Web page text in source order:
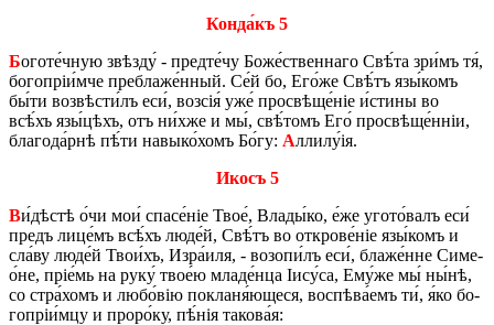
Кон­да́къ 5
Бого­те́ч­ную звѣз­ду́ - пред­те́­чу Бо­же́­ствен­на­го Свѣ́­та зри́мъ тя́,
бо­го­пріи́м­че пре­бла­же́н­ный. Се́й бо, Его́­же Свѣ́тъ язы́­комъ
бы́ти воз­вѣ­сти́лъ еси́, возсія́ уже́ про­свѣ­ще́ніе и́сти­ны во
всѣ́хъ язы́­цѣхъ, отъ ни́х­же и мы́, свѣ́­томъ Его́ про­свѣ­ще́н­ніи,
бла­го­да́р­нѣ пѣ́ти на­вы­ко́­хомъ Бо́гу: Алли­лу́ія.
Икосъ 5
Ви́дѣ­стѣ о́чи мои́ спа­се́ніе Твое́, Вла­ды́­ко, е́же уго­то́­валъ еси́
предъ ли­це́мъ всѣ́хъ лю­де́й, Свѣ́тъ во от­кро­ве́ніе язы́­комъ и
сла́ву лю­де́й Тво­и́хъ, Изра́­иля, - во­зо­пи́лъ еси́, бла­же́н­не Си­ме­
о́­не, прі­е́мь на руку́ тво­е́ю мла­де́н­ца Іису́­са, Ему́­же мы́ ны́нѣ,
со стра́­хомъ и лю­бо́­вію по­кла­ня́ющеся, вос­пѣ­ва́­емъ ти́, я́ко бо­
го­пріи́мцу и про­ро́ку, пѣ́нія та­ко­ва́я: